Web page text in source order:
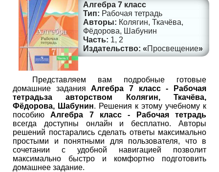
Алгебра 7 класс
Рабочая тетрадь
Колягин, Ткачёва,
Фёдорова, Шабунин
1, 2
Просвещение
Представляем вам подробные готовые
домашние заданияАлгебра 7 класc - Рабочая
тетрадьза авторством Колягин, Ткачёва,
Фёдорова, Шабунин. Решения к этому учебному к
пособиюАлгебра 7 класc - Рабочая тетрадь
всегда доступны онлайн и бесплатно. Авторы
решений постарались сделать ответы максимально
простыми и понятными для пользователя, что в
сочетании с удобной навигацией позволит
максимально быстро и комфортно подготовить
домашнее задание.